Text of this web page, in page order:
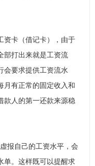
资卡（借记卡），由于
部打出来就是工资流
会要求提供工资流水
月有正常的固定收入和
款人的第一还款来源稳
报自己的工资水平，会
单。这样既可以提醒求